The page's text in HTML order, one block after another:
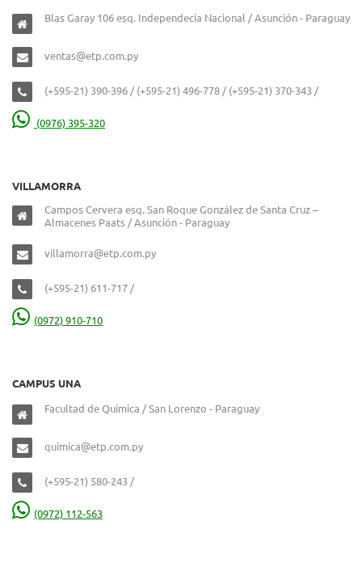
Blas Garay 106 esq. Independecia Nacional / Asunción - Paraguay
ventas@etp.com.py
(+595-21) 390-396 / (+595-21) 496-778 / (+595-21) 370-343 /
(0976) 395-320
VILLAMORRA
Campos Cervera esq. San Roque González de Santa Cruz –
Almacenes Paats / Asunción - Paraguay
villamorra@etp.com.py
(+595-21) 611-717 /
(0972) 910-710
CAMPUS UNA
Facultad de Química / San Lorenzo - Paraguay
quimica@etp.com.py
(+595-21) 580-243 /
(0972) 112-563